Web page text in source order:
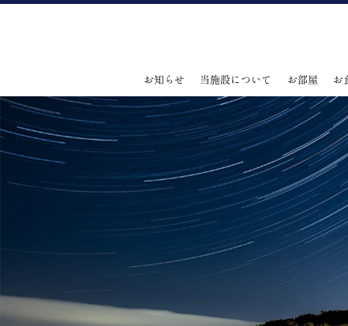
お知らせ 当施設について お部屋 お